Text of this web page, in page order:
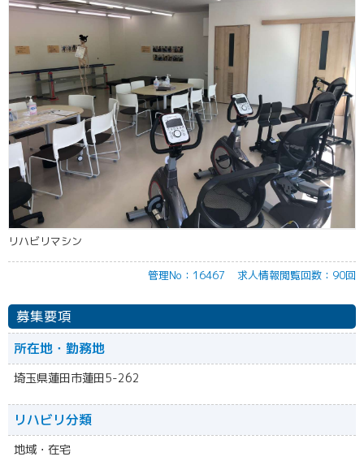
リハビリマシン
管理No：16467 求人情報閲覧回数：90回
募集要項
所在地・勤務地
埼玉県蓮田市蓮田5-262
リハビリ分類
地域・在宅